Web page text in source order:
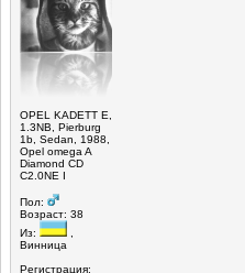
OPEL KADETT E,
1.3NB, Pierburg
1b, Sedan, 1988,
Opel omega A
Diamond CD
C2.0NE I
Пол:
Возраст: 38
Из:
Винница
Регистрация: